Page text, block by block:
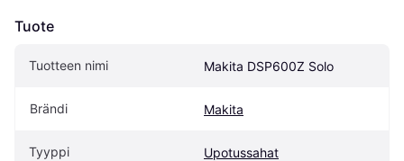
Tuote
Tuotteen nimi Makita DSP600Z Solo
Brändi Makita
Tyyppi Upotussahat